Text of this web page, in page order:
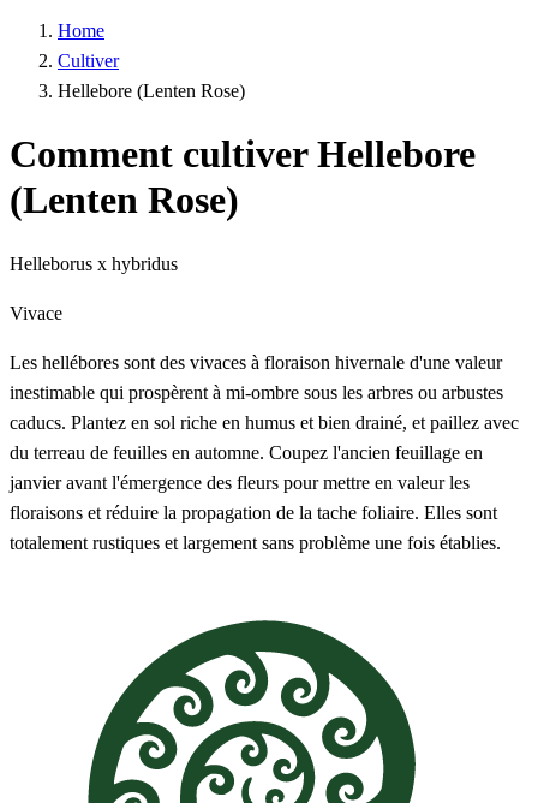
Home
Cultiver
Hellebore (Lenten Rose)
Comment cultiver Hellebore
(Lenten Rose)
Helleborus x hybridus
Vivace
Les hellébores sont des vivaces à floraison hivernale d'une valeur
inestimable qui prospèrent à mi-ombre sous les arbres ou arbustes
caducs. Plantez en sol riche en humus et bien drainé, et paillez avec
du terreau de feuilles en automne. Coupez l'ancien feuillage en
janvier avant l'émergence des fleurs pour mettre en valeur les
floraisons et réduire la propagation de la tache foliaire. Elles sont
totalement rustiques et largement sans problème une fois établies.